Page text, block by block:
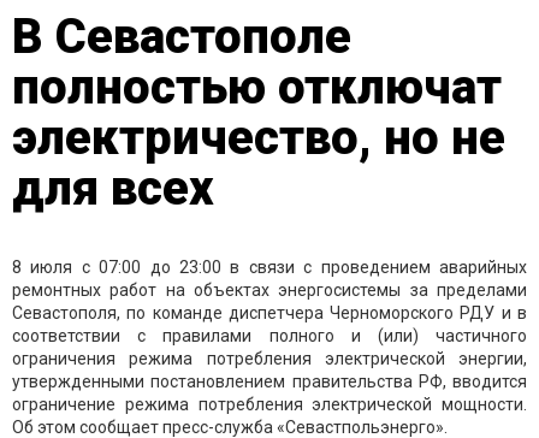
В Севастополе
полностью отключат
электричество, но не
для всех
8 июля с 07:00 до 23:00 в связи с проведением аварийных
ремонтных работ на объектах энергосистемы за пределами
Севастополя, по команде диспетчера Черноморского РДУ и в
соответствии с правилами полного и (или) частичного
ограничения режима потребления электрической энергии,
утвержденными постановлением правительства РФ, вводится
ограничение режима потребления электрической мощности.
Об этом сообщает пресс-служба «Севастпольэнерго».